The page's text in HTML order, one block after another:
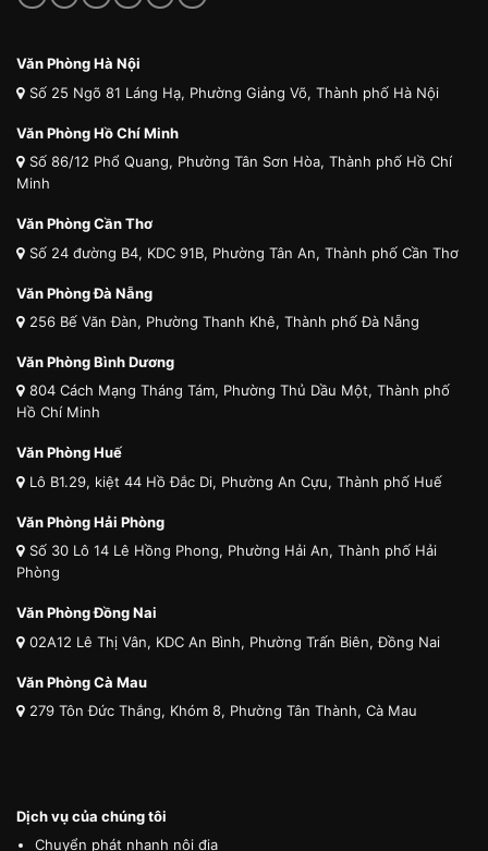
Văn Phòng Hà Nội
Số 25 Ngõ 81 Láng Hạ, Phường Giảng Võ, Thành phố Hà Nội
Văn Phòng Hồ Chí Minh
Số 86/12 Phổ Quang, Phường Tân Sơn Hòa, Thành phố Hồ Chí
Minh
Văn Phòng Cần Thơ
Số 24 đường B4, KDC 91B, Phường Tân An, Thành phố Cần Thơ
Văn Phòng Đà Nẵng
256 Bế Văn Đàn, Phường Thanh Khê, Thành phố Đà Nẵng
Văn Phòng Bình Dương
804 Cách Mạng Tháng Tám, Phường Thủ Dầu Một, Thành phố
Hồ Chí Minh
Văn Phòng Huế
Lô B1.29, kiệt 44 Hồ Đắc Di, Phường An Cựu, Thành phố Huế
Văn Phòng Hải Phòng
Số 30 Lô 14 Lê Hồng Phong, Phường Hải An, Thành phố Hải
Phòng
Văn Phòng Đồng Nai
02A12 Lê Thị Vân, KDC An Bình, Phường Trấn Biên, Đồng Nai
Văn Phòng Cà Mau
279 Tôn Đức Thắng, Khóm 8, Phường Tân Thành, Cà Mau
Dịch vụ của chúng tôi
Chuyển phát nhanh nội địa